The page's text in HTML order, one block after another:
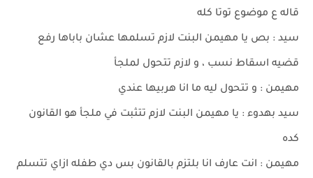
قاله ع موضوع توتا كله
سيد : بص يا مهيمن البنت لازم تسلمها عشان باباها رفع
قضيه اسقاط نسب ، و لازم تتحول لملجأ
مهيمن : و تتحول ليه ما انا هربيها عندي
سيد بهدوء : يا مهيمن البنت لازم تتثبت في ملجأ هو القانون
كده
مهيمن : انت عارف انا بلتزم بالقانون بس دي طفله ازاي تتسلم